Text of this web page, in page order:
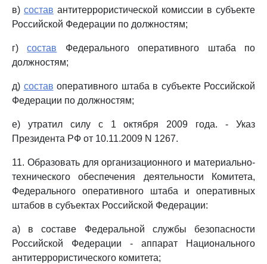
в) состав антитеррористической комиссии в субъекте
Российской Федерации по должностям;
г)состав Федерального оперативного штаба по
должностям;
д) состав оперативного штаба в субъекте Российской
Федерации по должностям;
е) утратил силу с 1 октября 2009 года. - Указ
Президента РФ от 10.11.2009 N 1267.
11. Образовать для организационного и материально-
технического обеспечения деятельности Комитета,
Федерального оперативного штаба и оперативных
штабов в субъектах Российской Федерации:
а) в составе Федеральной службы безопасности
Российской Федерации - аппарат Национального
антитеррористического комитета;